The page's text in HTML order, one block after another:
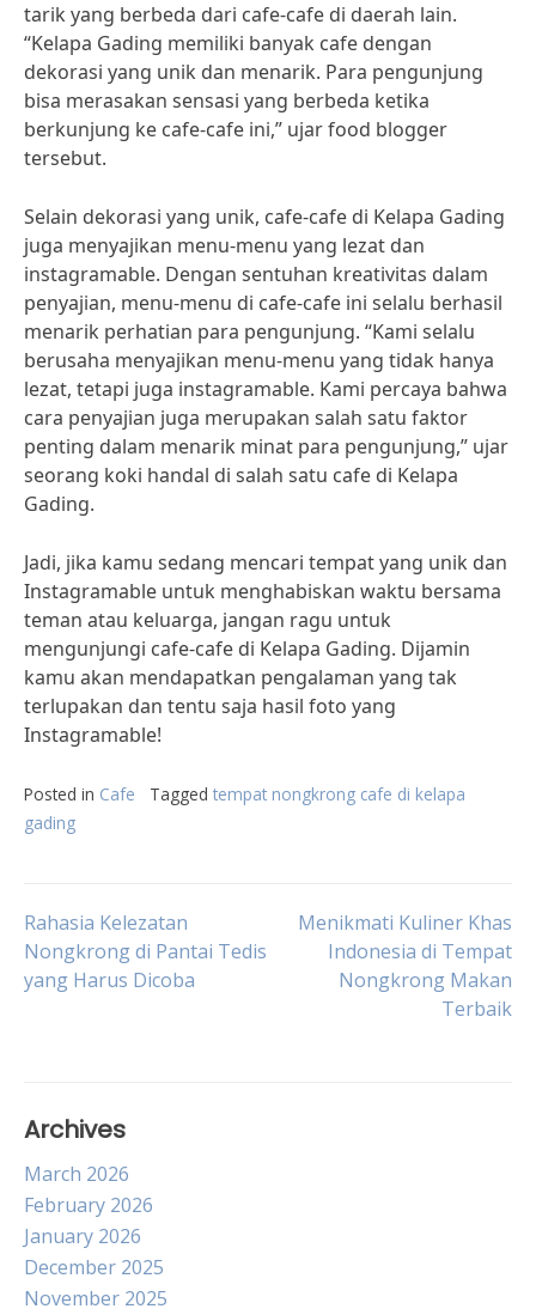
tarik yang berbeda dari cafe-cafe di daerah lain.
“Kelapa Gading memiliki banyak cafe dengan
dekorasi yang unik dan menarik. Para pengunjung
bisa merasakan sensasi yang berbeda ketika
berkunjung ke cafe-cafe ini,” ujar food blogger
tersebut.
Selain dekorasi yang unik, cafe-cafe di Kelapa Gading
juga menyajikan menu-menu yang lezat dan
instagramable. Dengan sentuhan kreativitas dalam
penyajian, menu-menu di cafe-cafe ini selalu berhasil
menarik perhatian para pengunjung. “Kami selalu
berusaha menyajikan menu-menu yang tidak hanya
lezat, tetapi juga instagramable. Kami percaya bahwa
cara penyajian juga merupakan salah satu faktor
penting dalam menarik minat para pengunjung,” ujar
seorang koki handal di salah satu cafe di Kelapa
Gading.
Jadi, jika kamu sedang mencari tempat yang unik dan
Instagramable untuk menghabiskan waktu bersama
teman atau keluarga, jangan ragu untuk
mengunjungi cafe-cafe di Kelapa Gading. Dijamin
kamu akan mendapatkan pengalaman yang tak
terlupakan dan tentu saja hasil foto yang
Instagramable!
Posted in Cafe Tagged tempat nongkrong cafe di kelapa
gading
Post
navigation
Rahasia Kelezatan
Nongkrong di Pantai Tedis
yang Harus Dicoba
Menikmati Kuliner Khas
Indonesia di Tempat
Nongkrong Makan
Terbaik
Archives
March 2026
February 2026
January 2026
December 2025
November 2025